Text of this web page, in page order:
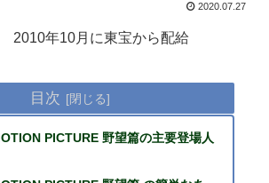
2020.07.27
2010年10月に東宝から配給
目次
PICTURE 野望篇の主要登場人